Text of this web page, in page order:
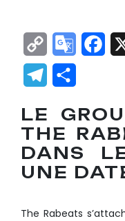
Copy
Link
Google
Telegram
LE
THE
DANS
UNE
The Rabeats